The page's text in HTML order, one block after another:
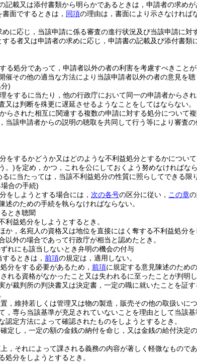
記載又は添付書類から明らかであるときは，申請者の求めが
面でするときは， 同項の理由は，書面により示さなければ
に応じ，当該申請に係る審査の進行状況及び当該申請に対
る者又は申請者の求めに応じ，申請書の記載及び添付書
る処分であって，申請者以外の者の利害を考慮すべきこと
催その他の適当な方法により当該申請者以外の者の意見を
)
をするに当たり，他の行政庁において同一の申請者からさ
又は判断を殊更に遅延させるようなことをしてはならない。
らされた相互に関連する複数の申請に対する処分について
当該申請者からの説明の聴取を共同して行う等により審査の
をするかどうか又はどのような不利益処分とするかについ
。)を定め，かつ，これを公にしておくよう努めなければなら
に当たっては，当該不利益処分の性質に照らしてできる限
合の手続)
をしようとする場合には， 次の各号の区分に従い， この章
述のための手続を執らなければならない。
とき聴聞
利益処分をしようとするとき。
か，名宛人の資格又は地位を直接にはく奪する不利益処分を
以外の場合であって行政庁が相当と認めたとき。
れにも該当しないとき弁明の機会の付与
るときは， 前項の規定は，適用しない。
分をする必要があるため， 前項に規定する意見陳述のため
れる資格がなかったこと又は失われるに至ったことが判明
が裁判所の判決書又は決定書，一定の職に就いたことを証
，維持若しくは管理又は物の製造，販売その他の取扱いに
，専ら当該基準が充足されていないことを理由として当該
認定方法によって確認されたものをしようとするとき。
定し，一定の額の金銭の納付を命じ，又は金銭の給付決定
，それによって課される義務の内容が著しく軽微なもので
処分をしようとするとき。